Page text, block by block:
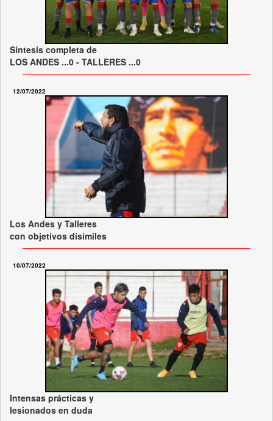
Síntesis completa de
LOS ANDES ...0 - TALLERES ...0
12/07/2022
Los Andes y Talleres
con objetivos disímiles
10/07/2022
Intensas prácticas y
lesionados en duda